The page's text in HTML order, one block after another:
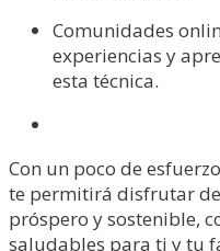
Comunidades
experiencias y
esta técnica.
Con un poco de
te permitirá disfrutar
próspero y sostenible,
saludables para ti y tu